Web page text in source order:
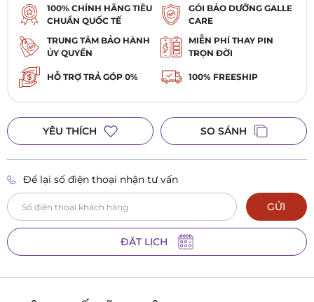
100% CHÍNH HÃNG TIÊU
CHUẨN QUỐC TẾ
GÓI BẢO DƯỠNG GALLE
CARE
TRUNG TÂM BẢO HÀNH
ỦY QUYỀN
MIỄN PHÍ THAY PIN
TRỌN ĐỜI
HỖ TRỢ TRẢ GÓP 0% 100% FREESHIP
YÊU THÍCH SO SÁNH
Để lại số điện thoại nhận tư vấn
GỬI
ĐẶT LỊCH